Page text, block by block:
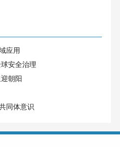
应用
安全治理
朝阳
同体意识